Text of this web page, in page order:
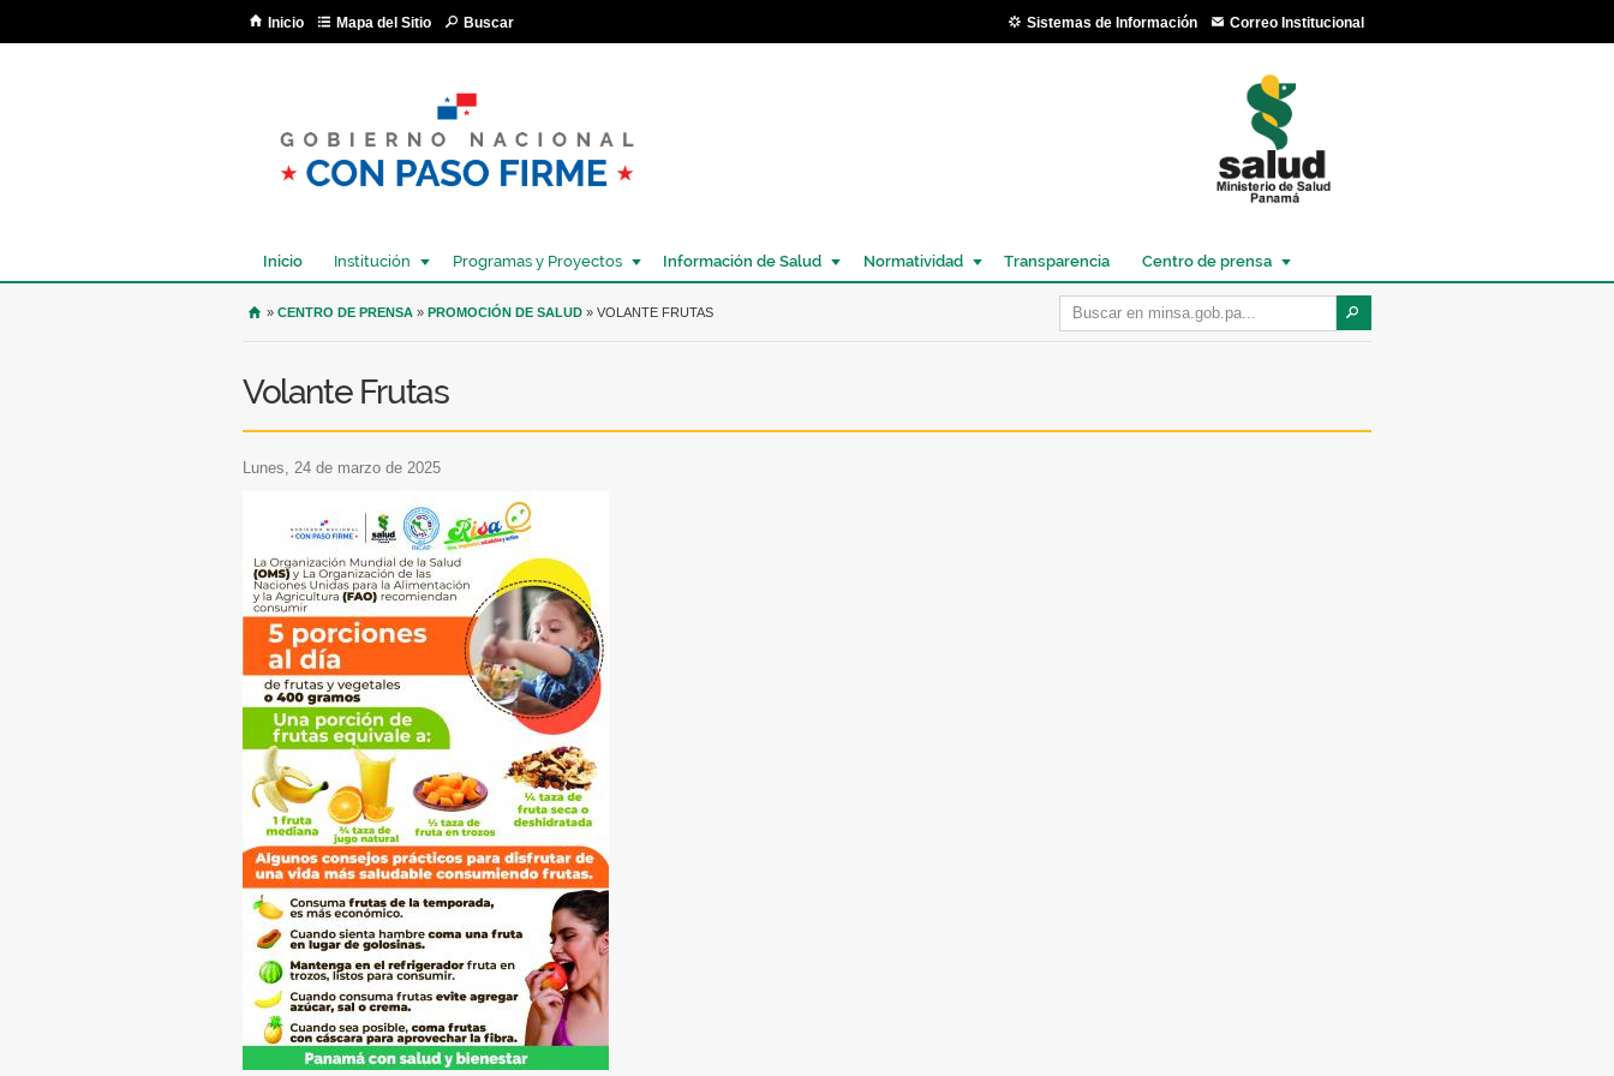
Inicio Mapa del Sitio Buscar Sistemas de Información Correo Institucional
Inicio Institución Programas y Proyectos Información de Salud Normatividad Transparencia Centro de prensa
USTED SE ENCUENTRA AQUÍ
» CENTRO DE PRENSA » PROMOCIÓN DE SALUD » VOLANTE FRUTAS
Volante Frutas
lunes, 24 de marzo de 2025